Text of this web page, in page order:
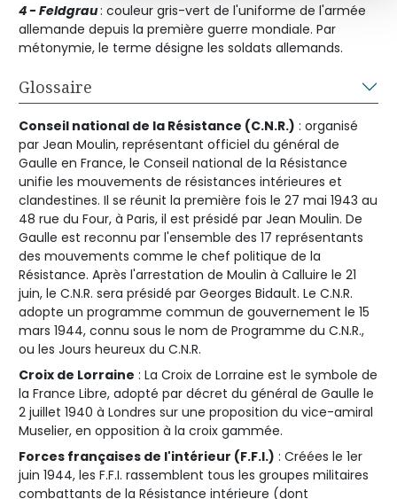
4 - Feldgrau: couleur gris-vert de l'uniforme de l'armée
allemande depuis la première guerre mondiale. Par
métonymie, le terme désigne les soldats allemands.
Glossaire
Conseil national de la Résistance (C.N.R.) : organisé
par Jean Moulin, représentant officiel du général de
Gaulle en France, le Conseil national de la Résistance
unifie les mouvements de résistances intérieures et
clandestines. Il se réunit la première fois le 27 mai 1943 au
48 rue du Four, à Paris, il est présidé par Jean Moulin. De
Gaulle est reconnu par l'ensemble des 17 représentants
des mouvements comme le chef politique de la
Résistance. Après l'arrestation de Moulin à Calluire le 21
juin, le C.N.R. sera présidé par Georges Bidault. Le C.N.R.
adopte un programme commun de gouvernement le 15
mars 1944, connu sous le nom de Programme du C.N.R.,
ou les Jours heureux du C.N.R.
Croix de Lorraine : La Croix de Lorraine est le symbole de
la France Libre, adopté par décret du général de Gaulle le
2 juillet 1940 à Londres sur une proposition du vice-amiral
Muselier, en opposition à la croix gammée.
Forces françaises de l'intérieur (F.F.I.) : Créées le 1er
juin 1944, les F.F.I. rassemblent tous les groupes militaires
combattants de la Résistance intérieure (dont